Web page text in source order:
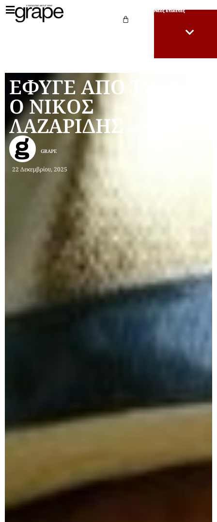
Νέες Ετικέτες
ΕΦΥΓΕ ΑΠΟ ΤΗ ΖΩΗ
Ο ΝΙΚΟΣ
ΛΑΖΑΡΙΔΗΣ
22 Δεκεμβρίου, 2025
GRAPE